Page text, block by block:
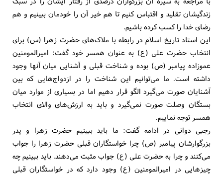
زندگیشان تقلید و اقتباس کنیم تا هم خیر آن را خودمان ببینیم و هم
رضای خدا را کسب کرده باشیم.
این استاد تاریخ اسلام در رابطه با ملاک‌های حضرت زهرا (س) برای
انتخاب حضرت علی (ع) به عنوان همسر خود گفت: امیرالمومنین
عموزاده پیامبر (ص) بوده و شناخت قبلی و آشنایی میان آنها وجود
داشته است. ما می‌توانیم این شناخت را در ازدواج‌هایی که بین
آشنایان صورت می‌گیرد الگو قرار دهیم اما در بسیاری از موارد میان
بستگان وصلت صورت نمی‌گیرد و باید به ارزش‌های والای انتخاب
همسر توجه نماییم.
رجبی دوانی در ادامه گفت: ما باید ببینیم حضرت زهرا و پدر
بزرگوارشان پیامبر (ص) چرا خواستگاران قبلی حضرت زهرا را جواب
می‌کنند و چرا به حضرت علی (ع) جواب مثبت می‌دهند. باید ببینیم چه
چیزهایی در امیرالمومنین (ع) وجود دارد که در خواستگاران قبلی